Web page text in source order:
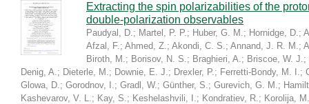
Extracting the spin polarizabilities of the
double-polarization observables
Paudyal, D.; Martel, P. P.; Huber, G. M.; Hornidge, D.;
Afzal, F.; Ahmed, Z.; Akondi, C. S.; Annand, J. R. M.;
Biroth, M.; Borisov, N. S.; Braghieri, A.; Briscoe, W. J.;
Denig, A.; Dieterle, M.; Downie, E. J.; Drexler, P.; Ferretti-Bondy, M. I.;
Glowa, D.; Gorodnov, I.; Gradl, W.; Günther, S.; Gurevich, G. M.;
Kashevarov, V. L.; Kay, S.; Keshelashvili, I.; Kondratiev, R.; Korolija, M.